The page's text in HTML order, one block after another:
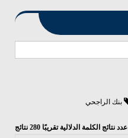
بنك الراجحي
عدد نتائج الكلمة الدلالية تقريبًا 280 نتائج